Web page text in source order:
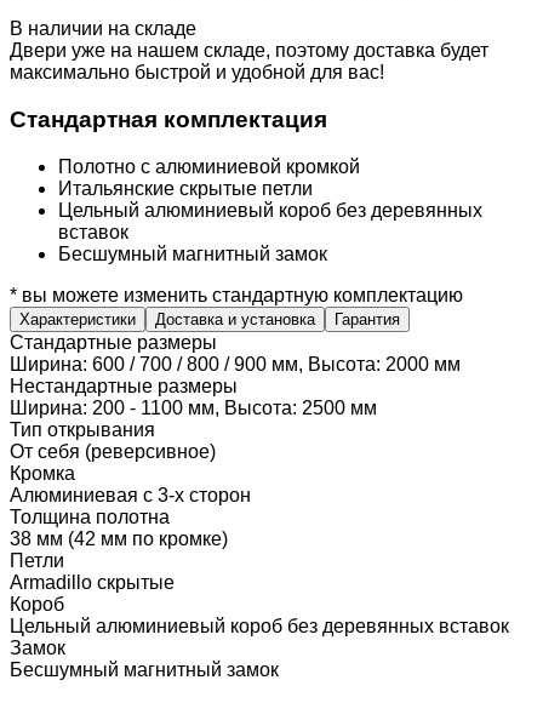
В наличии на складе
Двери уже на нашем складе, поэтому доставка будет
максимально быстрой и удобной для вас!
Стандартная комплектация
Полотно с алюминиевой кромкой
Итальянские скрытые петли
Цельный алюминиевый короб без деревянных
вставок
Бесшумный магнитный замок
* вы можете изменить стандартную комплектацию
Характеристики Доставка и установка Гарантия
Стандартные размеры
Ширина: 600 / 700 / 800 / 900 мм, Высота: 2000 мм
Нестандартные размеры
Ширина: 200 - 1100 мм, Высота: 2500 мм
Тип открывания
От себя (реверсивное)
Кромка
Алюминиевая с 3-х сторон
Толщина полотна
38 мм (42 мм по кромке)
Петли
Armadillo скрытые
Короб
Цельный алюминиевый короб без деревянных вставок
Замок
Бесшумный магнитный замок